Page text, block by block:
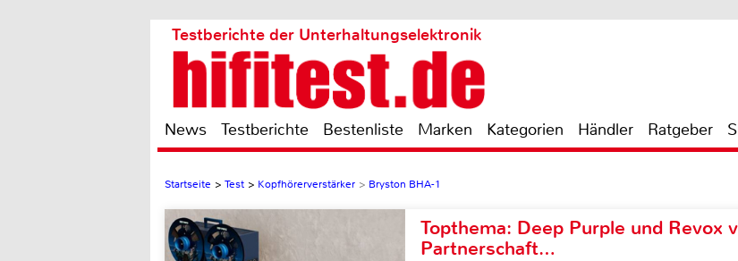
Testberichte der Unterhaltungselektronik
News Testberichte Bestenliste Marken Kategorien Händler Ratgeber
Startseite > Test > Kopfhörerverstärker > Bryston BHA-1
Topthema: Deep Purple und Revox
Partnerschaft…